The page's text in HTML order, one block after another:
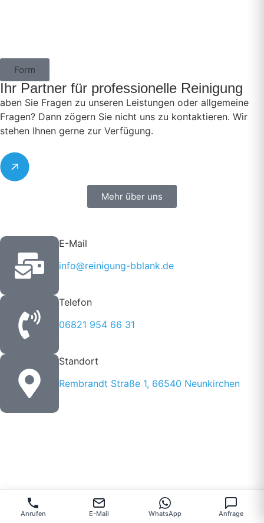
Form
Ihr Partner für professionelle Reinigung
aben Sie Fragen zu unseren Leistungen oder allgemeine
Fragen? Dann zögern Sie nicht uns zu kontaktieren. Wir
stehen Ihnen gerne zur Verfügung.
Mehr über uns
E-Mail
info@reinigung-bblank.de
Telefon
06821 954 66 31
Standort
Rembrandt Straße 1, 66540 Neunkirchen
Anrufen E-Mail WhatsApp Anfrage